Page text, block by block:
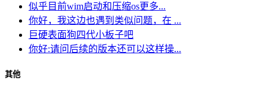
似乎目前wim启动和压缩os更多...
你好，我这边也遇到类似问题，在 ...
巨硬表面狗四代小板子吧
你好:请问后续的版本还可以这样操...
其他